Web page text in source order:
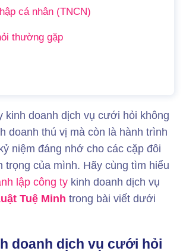
cá nhân (TNCN)
thường gặp
kinh doanh dịch vụ cưới hỏi không
doanh thú vị mà còn là hành trình
niệm đáng nhớ cho các cặp đôi
trọng của mình. Hãy cùng tìm hiểu
lập công ty kinh doanh dịch vụ
Tuệ Minh trong bài viết dưới
doanh dịch vụ cưới hỏi